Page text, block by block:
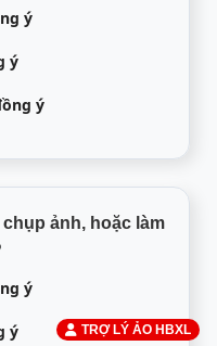
ý
ý
ý
ảnh, hoặc làm
ý
ý TRỢ LÝ ẢO HBXL